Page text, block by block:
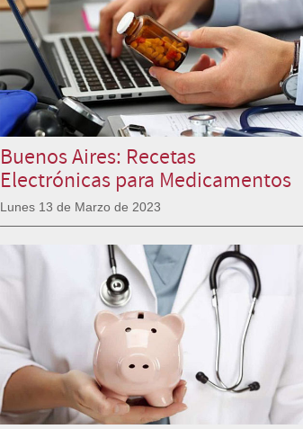
Buenos Aires: Recetas
Electrónicas para Medicamentos
Lunes 13 de Marzo de 2023